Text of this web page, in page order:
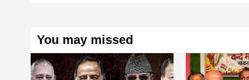
You may missed